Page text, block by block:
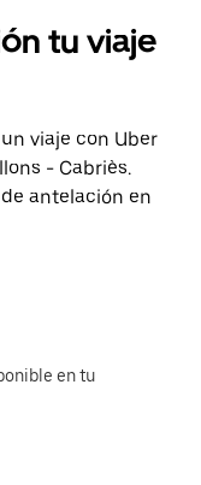
tu viaje
viaje con Uber
- Cabriès.
antelación en
en tu